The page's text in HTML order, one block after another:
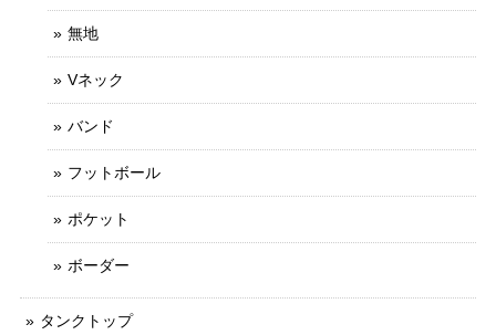
無地
Vネック
バンド
フットボール
ポケット
ボーダー
タンクトップ